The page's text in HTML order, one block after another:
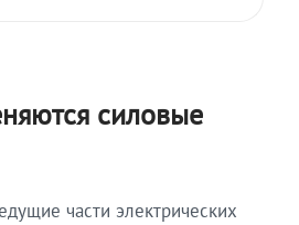
силовые
части электрических